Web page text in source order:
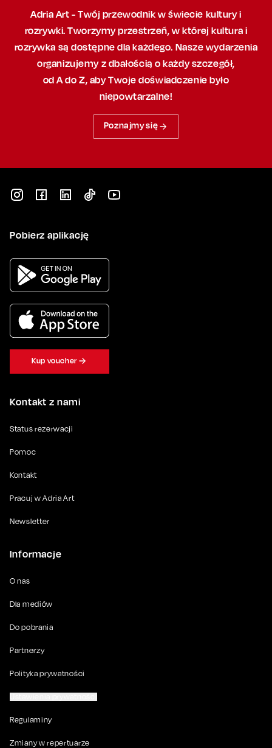
Adria Art - Twój przewodnik w świecie kultury i
rozrywki. Tworzymy przestrzeń,w której kultura i
rozrywka są dostępne dla każdego. Nasze wydarzenia
organizujemy z dbałością o każdy szczegół,
od A do Z, abyTwoje doświadczenie było
niepowtarzalne!
Poznajmy się
Kontakt z nami
Status rezerwacji
Pomoc
Kontakt
Pracuj w Adria Art
Newsletter
Informacje
O nas
Dla mediów
Do pobrania
Partnerzy
Polityka prywatności
Regulaminy
Zmiany w repertuarze
Pobierz aplikację
Kup voucher